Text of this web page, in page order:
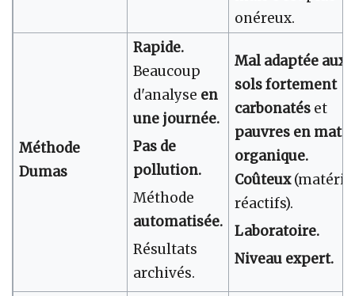
onéreux.
Méthode
Dumas
Rapide.
Beaucoup
d'analyse en
une journée.
Pas de
pollution.
Méthode
automatisée.
Résultats
archivés.
Mal adaptée aux
sols fortement
carbonatéset
pauvres en
organique.
Coûteux
réactifs).
Laboratoire.
Niveau expert.